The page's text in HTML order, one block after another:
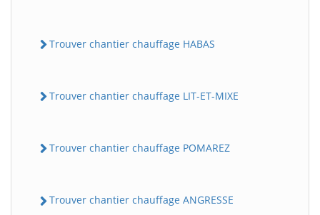
Trouver chantier chauffage HABAS
Trouver chantier chauffage LIT-ET-MIXE
Trouver chantier chauffage POMAREZ
Trouver chantier chauffage ANGRESSE